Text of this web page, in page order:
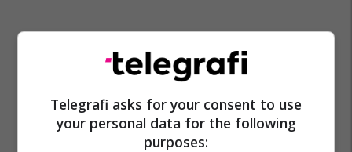
Telegrafi asks for your consent to use
your personal data for the following
purposes: